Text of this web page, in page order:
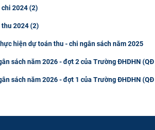
chi 2024 (2)
thu 2024 (2)
hiện dự toán thu - chi ngân sách năm 2025
sách năm 2026 - đợt 2 của Trường ĐHDHN
sách năm 2026 - đợt 1 của Trường ĐHDHN